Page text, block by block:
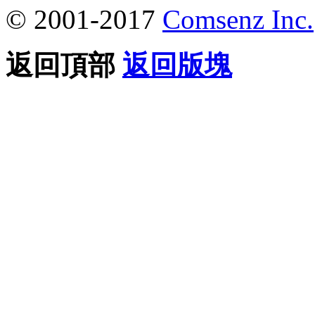
© 2001-2017 Comsenz Inc.
返回頂部 返回版塊